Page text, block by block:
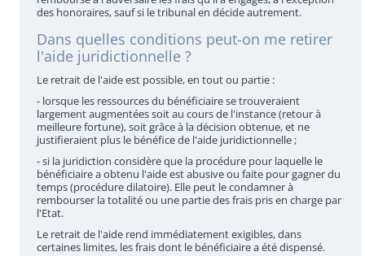
des honoraires, sauf si le tribunal en décide autrement.
Dans quelles conditions peut-on me retirer
l'aide juridictionnelle ?
Le retrait de l'aide est possible, en tout ou partie :
- lorsque les ressources du bénéficiaire se trouveraient
largement augmentées soit au cours de l'instance (retour à
meilleure fortune), soit grâce à la décision obtenue, et ne
justifieraient plus le bénéfice de l'aide juridictionnelle ;
- si la juridiction considère que la procédure pour laquelle le
bénéficiaire a obtenu l'aide est abusive ou faite pour gagner du
temps (procédure dilatoire). Elle peut le condamner à
rembourser la totalité ou une partie des frais pris en charge par
l'Etat.
Le retrait de l'aide rend immédiatement exigibles, dans
certaines limites, les frais dont le bénéficiaire a été dispensé.